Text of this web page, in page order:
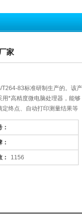
家
83标准研制生产的。该产
*高精度微电脑处理器，能够
终点、自动打印测量结果等
可与计算机联网，发送检测数
1156